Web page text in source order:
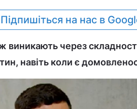
Підпишіться на нас в
виникають через
навіть коли є